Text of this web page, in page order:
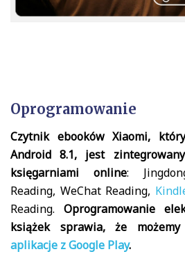
Oprogramowanie
Czytnik ebooków Xiaomi,
Android 8.1, jest
księgarniami online:
Reading, WeChat Reading,
Reading. Oprogramowanie
książek sprawia, że
aplikacje z Google Play.